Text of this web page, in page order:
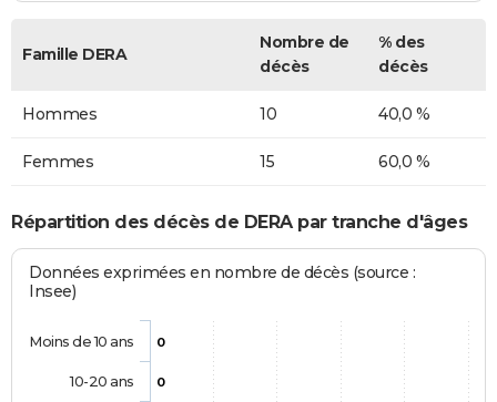
Famille DERA
Nombre de
décès
% des
décès
Hommes 10 40,0 %
Femmes 15 60,0 %
Répartition des décès de DERA par tranche d'âges
Données exprimées en nombre de décès (source :
Insee)
0
0
Moins de 10 ans
10-20 ans